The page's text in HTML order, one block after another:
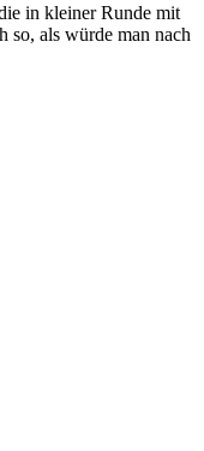
in kleiner Runde mit
so, als würde man nach